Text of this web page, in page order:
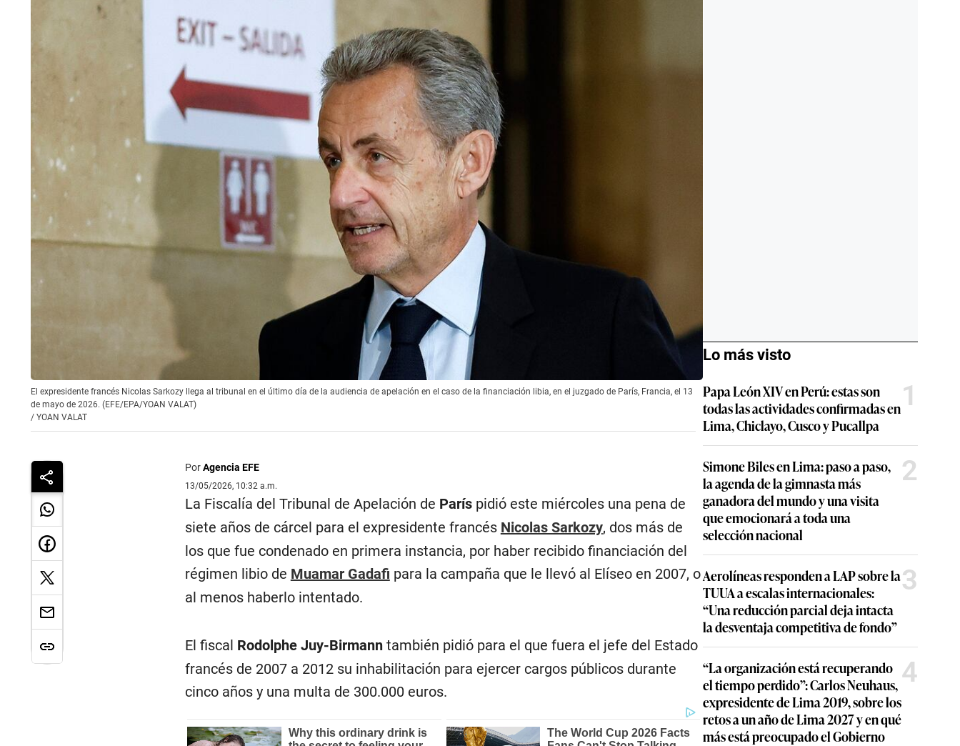
El expresidente francés Nicolas Sarkozy llega al tribunal en el último día de la audiencia de apelación en el caso de la financiación libia, en el juzgado de París, Francia, el 13
de mayo de 2026. (EFE/EPA/YOAN VALAT)
/ YOAN VALAT
PorAgencia EFE
13/05/2026, 10:32 a.m.
La Fiscalía del Tribunal de Apelación de Paríspidió este miércoles una pena de
siete años de cárcel para el expresidente francés Nicolas Sarkozy, dos más de
los que fue condenado en primera instancia, por haber recibido financiación del
régimen libio de Muamar Gadafi para la campaña que le llevó al Elíseo en 2007, o
al menos haberlo intentado.
El fiscal Rodolphe Juy-Birmanntambién pidió para el que fuera el jefe del Estado
francés de 2007 a 2012 su inhabilitación para ejercer cargos públicos durante
cinco años y una multa de 300.000 euros.
Lo más visto
Papa León XIV en Perú: estas son
todas las actividades confirmadas en
Lima, Chiclayo, Cusco y Pucallpa
1
Simone Biles en Lima: paso a paso,
la agenda de la gimnasta más
ganadora del mundo y una visita
que emocionará a toda una
selección nacional
2
Aerolíneas responden a LAP sobre la
TUUA a escalas internacionales:
“Una reducción parcial deja intacta
la desventaja competitiva de fondo”
3
“La organización está recuperando
el tiempo perdido”: Carlos Neuhaus,
expresidente de Lima 2019, sobre los
retos a un año de Lima 2027 y en qué
más está preocupado el Gobierno
4